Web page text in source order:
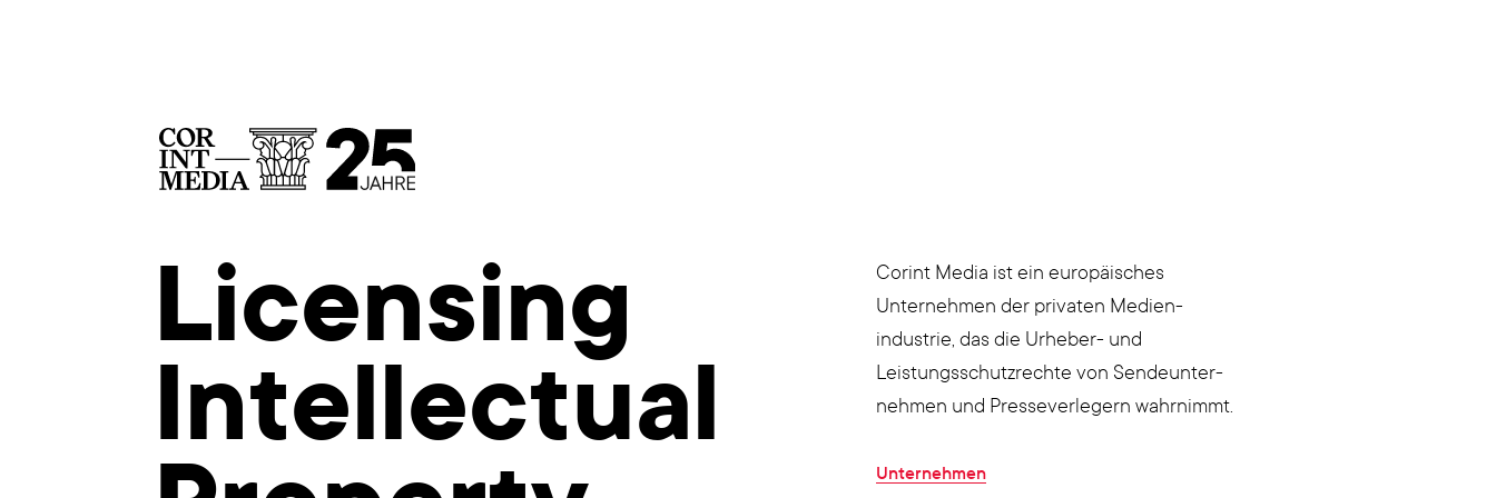
Licensing
Intellectual
Corint Media ist ein europäisches
Unternehmen der privaten Medien­
industrie, das die Urheber- und
Leistungsschutzrechte von Sende­unter­
nehmen und Presseverlegern wahrnimmt.
Unternehmen